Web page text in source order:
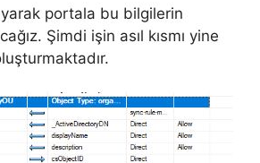
portala bu bilgilerin
Şimdi işin asıl kısmı yine